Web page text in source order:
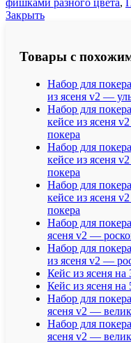
фишками разного цвета,
Закрыть
Товары с
Набор для
из ясеня v2 —
Набор для
кейсе из ясеня
покера
Набор для
кейсе из ясеня
покера
Набор для
кейсе из ясеня
покера
Набор для
ясеня v2 —
Набор для
из ясеня v2 —
Кейс из ясеня
Кейс из ясеня
Набор для
ясеня v2 —
Набор для
ясеня v2 —